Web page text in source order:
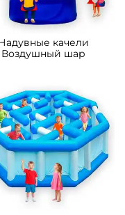
качели
Воздушный шар